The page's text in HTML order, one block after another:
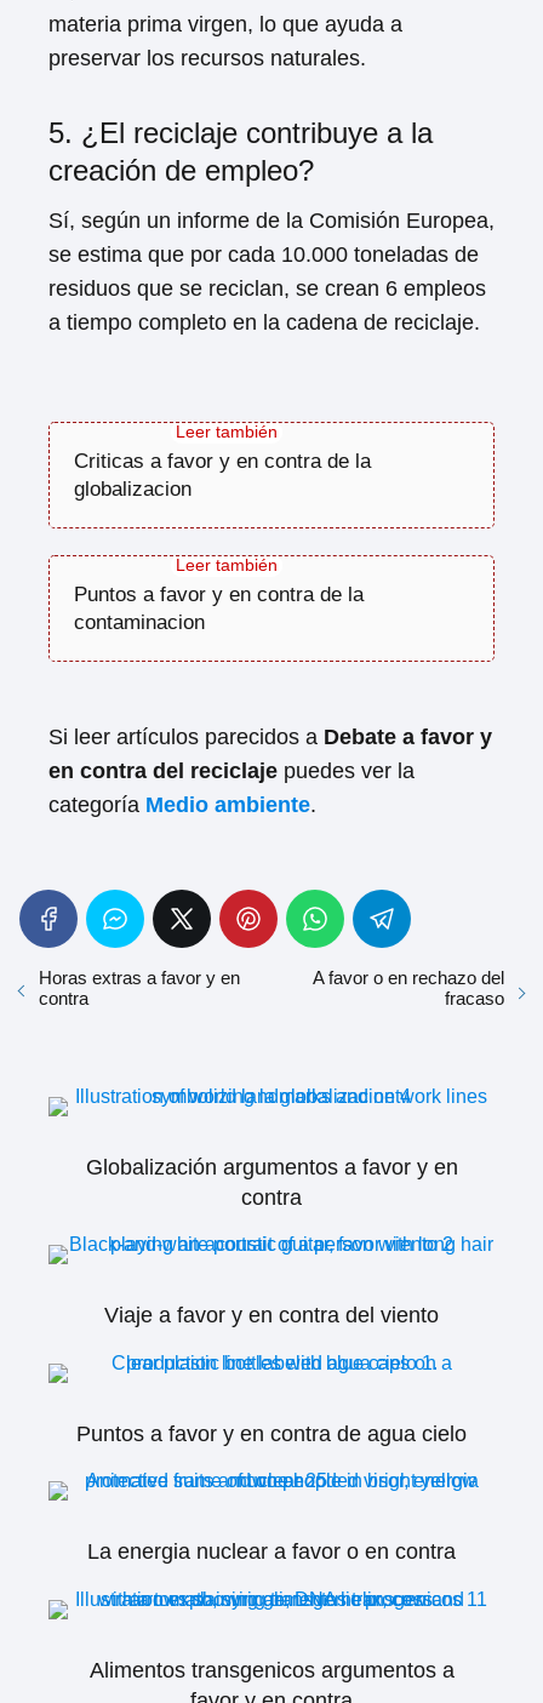
materia prima virgen, lo que ayuda a
preservar los recursos naturales.
5. ¿El reciclaje contribuye a la
creación de empleo?
Sí, según un informe de la Comisión Europea,
se estima que por cada 10.000 toneladas de
residuos que se reciclan, se crean 6 empleos
a tiempo completo en la cadena de reciclaje.
Criticas a favor y en contra de la
globalizacion
Puntos a favor y en contra de la
contaminacion
Si leer artículos parecidos a Debate a favor y
en contra del reciclaje puedes ver la
categoría Medio ambiente.
Horas extras a favor y en
contra
A favor o en rechazo del
fracaso
Globalización argumentos a favor y en
contra
Viaje a favor y en contra del viento
Puntos a favor y en contra de agua cielo
La energia nuclear a favor o en contra
Alimentos transgenicos argumentos a